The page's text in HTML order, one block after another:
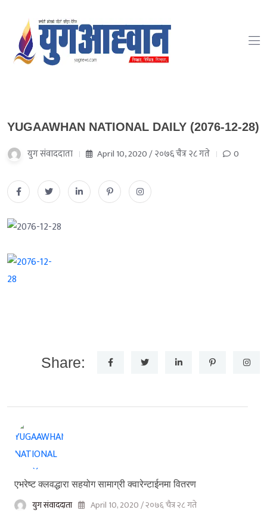
YUGAAWHAN NATIONAL DAILY (2076-12-28)
युग संवाददाता April 10, 2020 / २०७६ चैत्र २८ गते 0
Share:
एभरेष्ट क्लवद्धारा सहयोग सामाग्री क्वारेन्टाईनमा वितरण
युग संवाददाता April 10, 2020 / २०७६ चैत्र २८ गते